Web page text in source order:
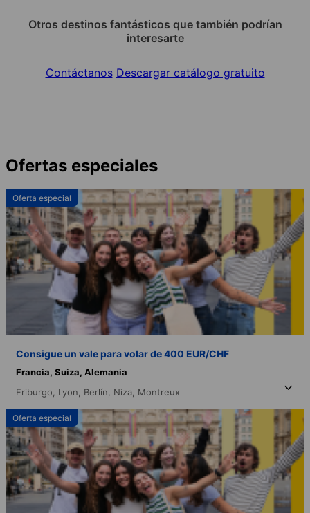
Otros destinos fantásticos que también podrían
interesarte
Contáctanos Descargar catálogo gratuito
Ofertas especiales
Oferta especial
Consigue un vale para volar de 400 EUR/CHF
Francia, Suiza, Alemania
Friburgo, Lyon, Berlín, Niza, Montreux
Oferta especial